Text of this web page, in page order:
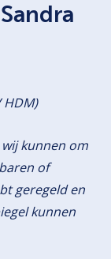
kunnen om
of
geregeld en
kunnen